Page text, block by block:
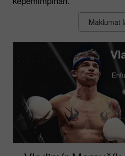
Maklumat